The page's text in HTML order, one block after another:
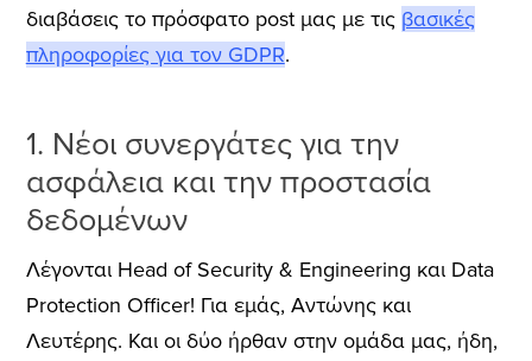
διαβάσεις το πρόσφατο post μας με τις βασικές
πληροφορίες για τον GDPR.
1. Νέοι συνεργάτες για την
ασφάλεια και την προστασία
δεδομένων
Λέγονται Head of Security & Engineering και Data
Protection Officer! Για εμάς, Αντώνης και
Λευτέρης. Και οι δύο ήρθαν στην ομάδα μας, ήδη,